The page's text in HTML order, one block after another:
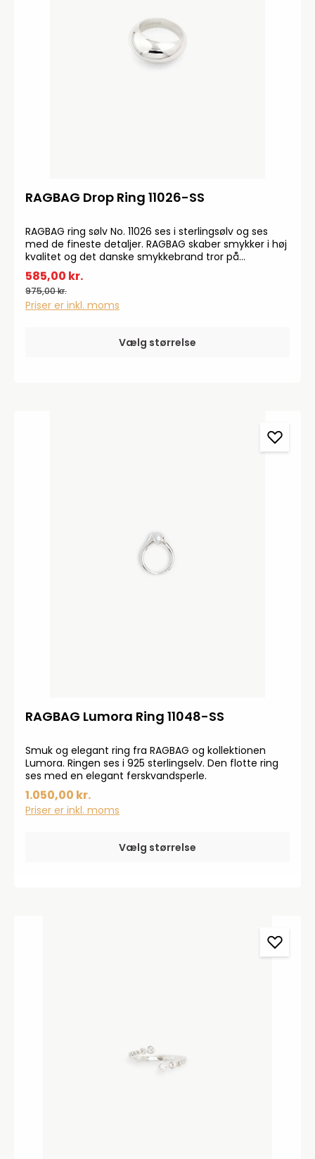
RAGBAG Drop Ring 11026-SS
RAGBAG ring sølv No. 11026 ses i sterlingsølv og ses
med de fineste detaljer. RAGBAG skaber smykker i høj
kvalitet og det danske smykkebrand tror på
"inspirerog bliv inspireret".
585,00 kr.
975,00 kr.
Priser er inkl. moms
Vælg størrelse
RAGBAG Lumora Ring 11048-SS
Smuk og elegant ring fra RAGBAG og kollektionen
Lumora. Ringen ses i 925 sterlingselv. Den flotte ring
ses med en elegant ferskvandsperle.
1.050,00 kr.
Priser er inkl. moms
Vælg størrelse